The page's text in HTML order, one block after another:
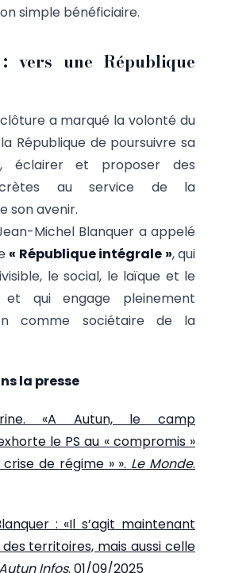
simple bénéficiaire.
vers une République
a marqué la volonté du
République de poursuivre sa
éclairer et proposer des
au service de la
son avenir.
Michel Blanquer a appelé
« République intégrale », qui
le social, le laïque et le
et qui engage pleinement
comme sociétaire de la
la presse
«A Autun, le camp
le PS au « compromis »
de régime » ». Le Monde.
: «Il s’agit maintenant
territoires, mais aussi celle
Infos. 01/09/2025